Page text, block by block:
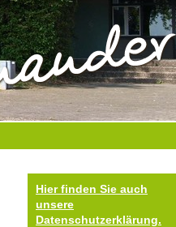
Hier finden Sie auch
unsere
Datenschutzerklärung.